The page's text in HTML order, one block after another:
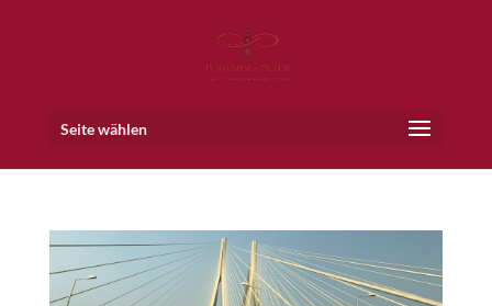
Seite wählen